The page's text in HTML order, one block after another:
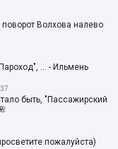
Волхова налево
... - Ильмень
быть, "Пассажирский
пожалуйста)